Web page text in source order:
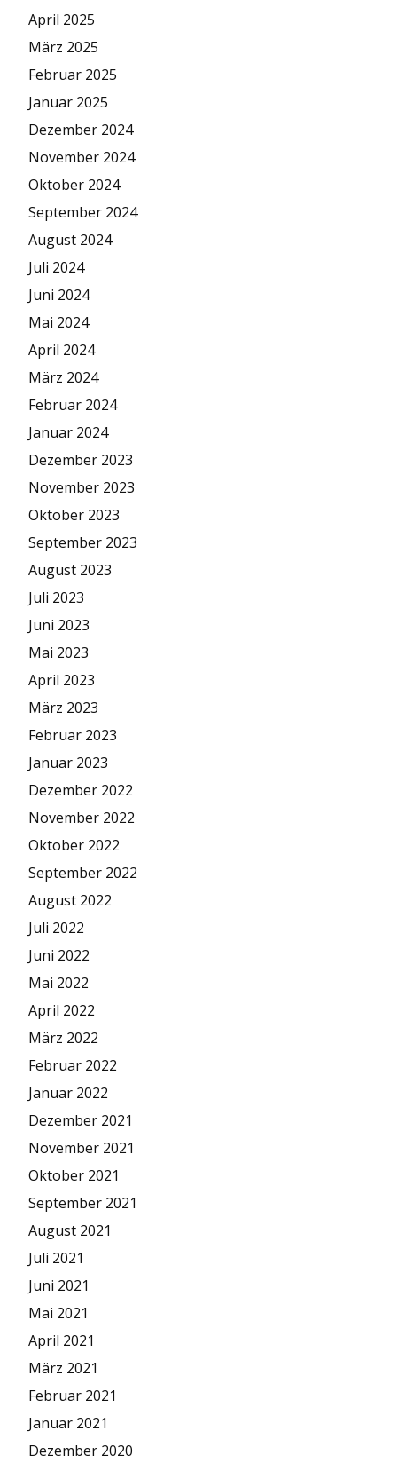
April 2025
März 2025
Februar 2025
Januar 2025
Dezember 2024
November 2024
Oktober 2024
September 2024
August 2024
Juli 2024
Juni 2024
Mai 2024
April 2024
März 2024
Februar 2024
Januar 2024
Dezember 2023
November 2023
Oktober 2023
September 2023
August 2023
Juli 2023
Juni 2023
Mai 2023
April 2023
März 2023
Februar 2023
Januar 2023
Dezember 2022
November 2022
Oktober 2022
September 2022
August 2022
Juli 2022
Juni 2022
Mai 2022
April 2022
März 2022
Februar 2022
Januar 2022
Dezember 2021
November 2021
Oktober 2021
September 2021
August 2021
Juli 2021
Juni 2021
Mai 2021
April 2021
März 2021
Februar 2021
Januar 2021
Dezember 2020